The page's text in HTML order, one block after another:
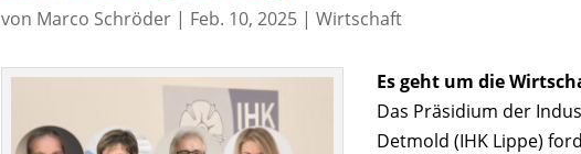
von Marco Schröder| Feb. 10, 2025| Wirtschaft
Es geht um die
Das Präsidium der
Detmold (IHK Lippe)